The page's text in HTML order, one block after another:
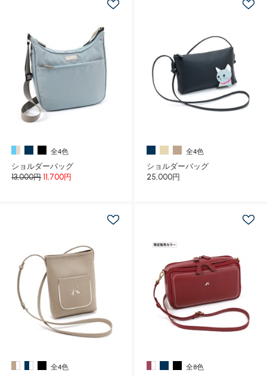
全4色
ショルダーバッグ
13,000円 11,700円
全4色
ショルダーバッグ
25,000円
全4色 全8色